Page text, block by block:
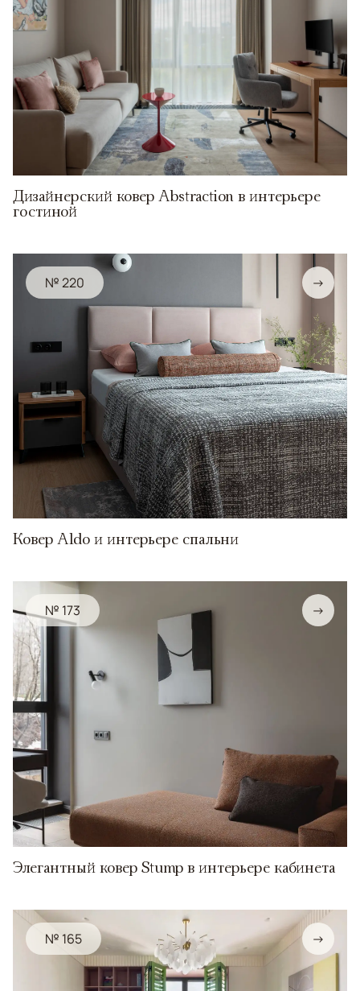
Дизайнерский ковер Abstraction в интерьере
гостиной
№ 220 →
Ковер Aldo и интерьере спальни
№ 173 →
Элегантный ковер Stump в интерьере кабинета
№ 165 →